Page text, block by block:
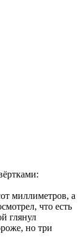
миллиметров, а
что есть
глянул
но три